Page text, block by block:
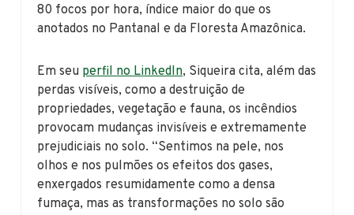
80 focos por hora, índice maior do que os
anotados no Pantanal e da Floresta Amazônica.
Em seu perfil no LinkedIn, Siqueira cita, além das
perdas visíveis, como a destruição de
propriedades, vegetação e fauna, os incêndios
provocam mudanças invisíveis e extremamente
prejudiciais no solo. “Sentimos na pele, nos
olhos e nos pulmões os efeitos dos gases,
enxergados resumidamente como a densa
fumaça, mas as transformações no solo são